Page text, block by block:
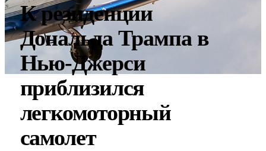
К резиденции
Дональда Трампа в
Нью-Джерси
приблизился
легкомоторный
самолет